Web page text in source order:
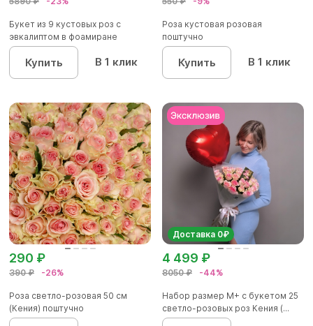
Букет из 9 кустовых роз с
эвкалиптом в фоамиране
Купить В 1 клик
Роза кустовая розовая
поштучно
Купить В 1 клик
390 ₽ -26%
290 ₽
Роза светло-розовая 50 см
(Кения) поштучно
Доставка 0₽
8050 ₽ -44%
4 499 ₽
Набор размер М+ с букетом 25
светло-розовых роз Кения (...